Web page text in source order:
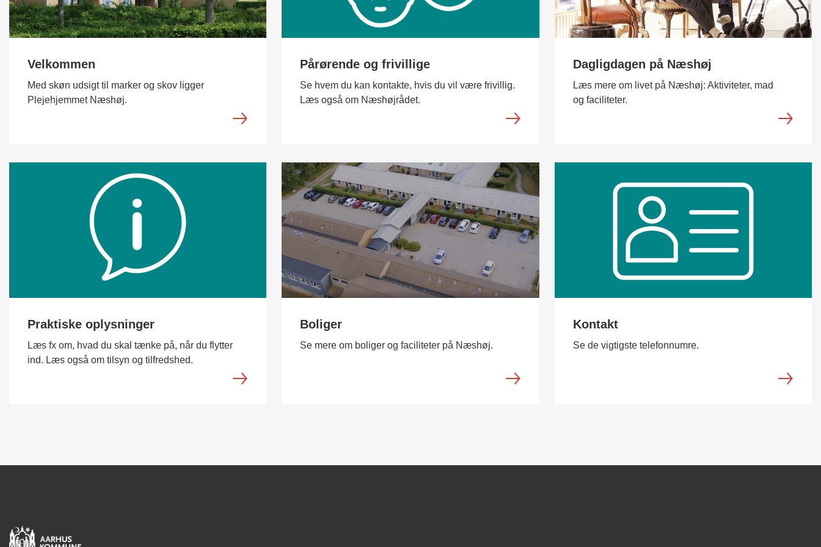
Velkommen
Med skøn udsigt til marker og skov ligger
Plejehjemmet Næshøj.
Pårørende og frivillige
Se hvem du kan kontakte, hvis du vil være frivillig.
Læs også om Næshøjrådet.
Dagligdagen på Næshøj
Læs mere om livet på Næshøj: Aktiviteter, mad
og faciliteter.
Praktiske oplysninger
Læs fx om, hvad du skal tænke på, når du flytter
ind. Læs også om tilsyn og tilfredshed.
Boliger
Se mere om boliger og faciliteter på Næshøj.
Kontakt
Se de vigtigste telefonnumre.